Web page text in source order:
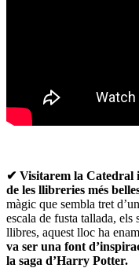
✔ Visitarem la
de les llibreries més
màgic que sembla tret
escala de fusta tallada, els
llibres, aquest lloc ha
va ser una font
la saga d’Harry Potter.